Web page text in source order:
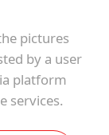
pictures
by a user
platform
services.